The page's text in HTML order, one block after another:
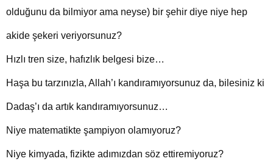
olduğunu da bilmiyor ama neyse) bir şehir diye niye hep
akide şekeri veriyorsunuz?
Hızlı tren size, hafızlık belgesi bize…
Haşa bu tarzınızla, Allah’ı kandıramıyorsunuz da, bilesiniz ki
Dadaş’ı da artık kandıramıyorsunuz…
Niye matematikte şampiyon olamıyoruz?
Niye kimyada, fizikte adımızdan söz ettiremiyoruz?